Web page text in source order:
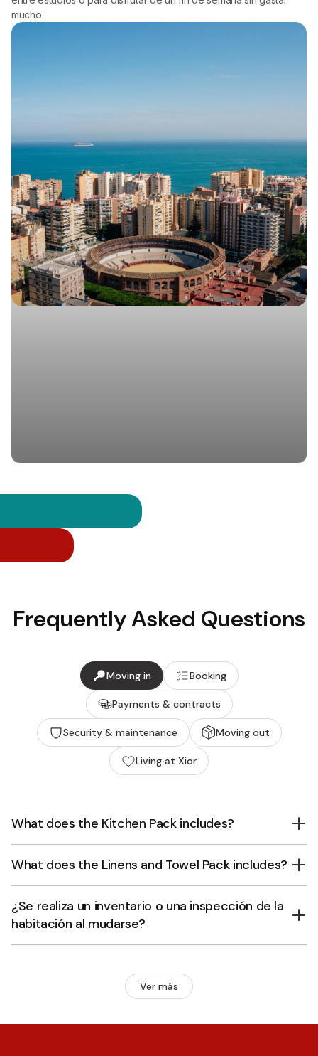
mucho.
Frequently Asked Questions
Moving in Booking
Payments & contracts
Security & maintenance Moving out
Living at Xior
What does the Kitchen Pack includes?
What does the Linens and Towel Pack includes?
¿Se realiza un inventario o una inspección de la
habitación al mudarse?
Ver más